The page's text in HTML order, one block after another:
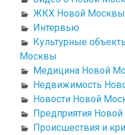
ЖКХ Новой Москвы
Интервью
Культурные
Москвы
Медицина Новой
Недвижимость
Новости Новой
Предприятия
Происшествия и